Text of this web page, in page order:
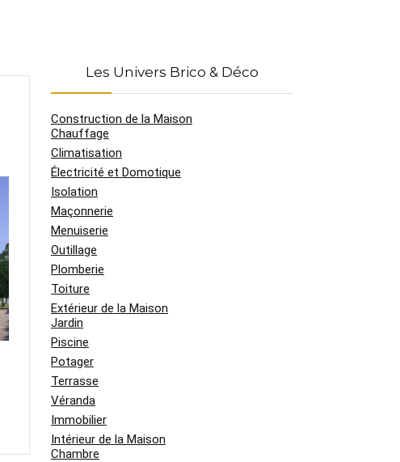
Les Univers Brico & Déco
Construction de la Maison
Chauffage
Climatisation
Électricité et Domotique
Isolation
Maçonnerie
Menuiserie
Outillage
Plomberie
Toiture
Extérieur de la Maison
Jardin
Piscine
Potager
Terrasse
Véranda
Immobilier
Intérieur de la Maison
Chambre